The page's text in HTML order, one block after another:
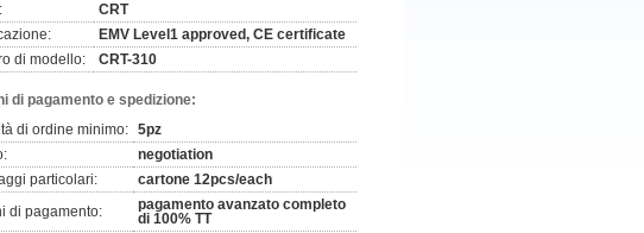
CRT
EMV Level1 approved, CE certificate
di modello:
CRT-310
di pagamento e spedizione:
di ordine minimo: 5pz
negotiation
particolari:
cartone 12pcs/each
di pagamento:
pagamento avanzato completo
di 100% TT